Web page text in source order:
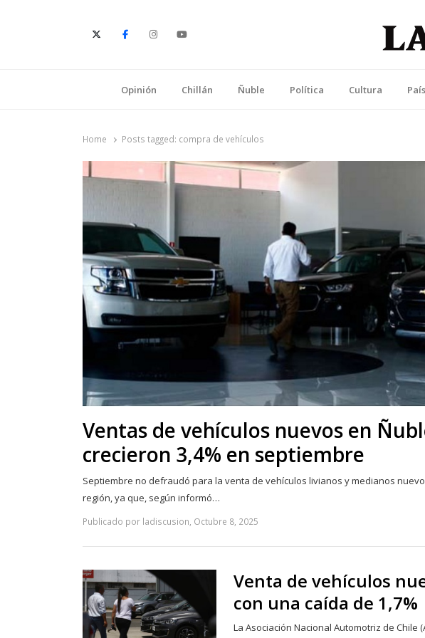
Opinión Chillán Ñuble Política Cultura País
Home Posts tagged: compra de vehículos
Ventas de vehículos nuevos en
crecieron 3,4% en septiembre
Septiembre no defraudó para la venta de vehículos livianos y medianos
región, ya que, según informó…
Publicado por ladiscusion, Octubre 8, 2025
Venta de vehículos
con una caída de 1,7%
La Asociación Nacional Automotriz de